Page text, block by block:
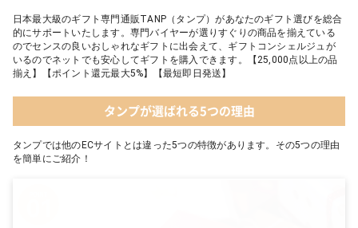
日本最大級のギフト専門通販TANP（タンプ）があなたのギフト選びを総合
的にサポートいたします。専門バイヤーが選りすぐりの商品を揃えている
のでセンスの良いおしゃれなギフトに出会えて、ギフトコンシェルジュが
いるのでネットでも安心してギフトを購入できます。【25,000点以上の品
揃え】【ポイント還元最大5%】【最短即日発送】
タンプが選ばれる5つの理由
タンプでは他のECサイトとは違った5つの特徴があります。その5つの理由
を簡単にご紹介！